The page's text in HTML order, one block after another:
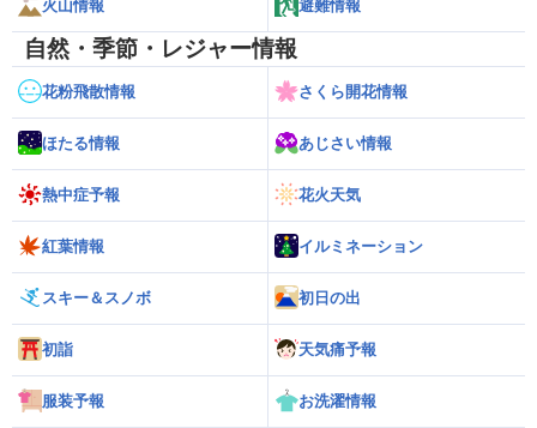
火山情報 避難情報
自然・季節・レジャー情報
花粉飛散情報 さくら開花情報
ほたる情報 あじさい情報
熱中症予報 花火天気
紅葉情報 イルミネーション
スキー＆スノボ 初日の出
初詣 天気痛予報
服装予報 お洗濯情報